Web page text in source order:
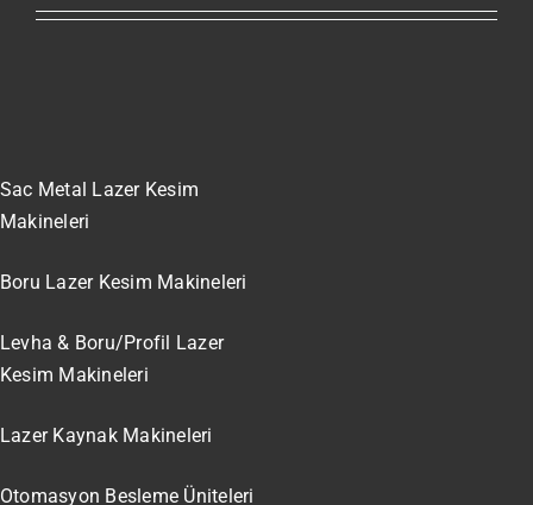
Sac Metal Lazer Kesim
Makineleri
Boru Lazer Kesim Makineleri
Levha & Boru/Profil Lazer
Kesim Makineleri
Lazer Kaynak Makineleri
Otomasyon Besleme Üniteleri